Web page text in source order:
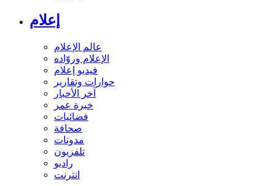
إعلام
عالم الإعلام
الإعلام وروّاده
فيديو إعلام
حوارات وتقارير
آخر الأخبار
خبرة عمر
فضائيات
صحافة
مدونات
تلفزيون
راديو
انترنت